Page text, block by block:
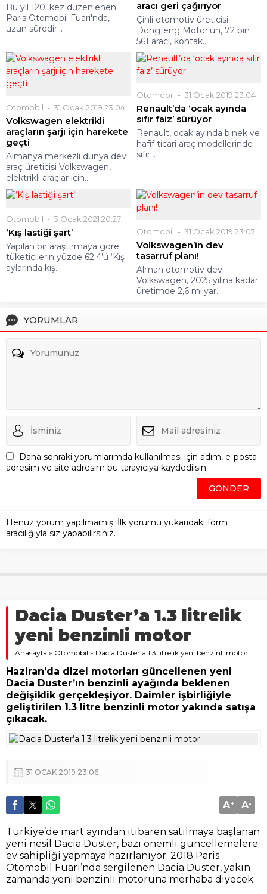
Bu yıl 120. kez düzenlenen
Paris Otomobil Fuarı'nda,
uzun süredir...
aracı geri çağırıyor
Çinli otomotiv üreticisi
Dongfeng Motor'un, 72 bin
561 aracı, kontak...
Otomobil 31 Ocak 2019 23:04
Volkswagen elektrikli
araçların şarjı için harekete
geçti
Almanya merkezli dünya dev
araç üreticisi Volkswagen,
elektrikli araçlar için...
Otomobil 31 Ocak 2019 23:04
Renault’da ‘ocak ayında
sıfır faiz’ sürüyor
Renault, ocak ayında binek ve
hafif ticari araç modellerinde
sıfır...
Otomobil 3 Ocak 2021 20:27
‘Kış lastiği şart’
Yapılan bir araştırmaya göre
tüketicilerin yüzde 62.4’ü ‘Kış
aylarında kış...
Otomobil 31 Ocak 2019 23:07
Volkswagen’in dev
tasarruf planı!
Alman otomotiv devi
Volkswagen, 2025 yılına kadar
üretimde 2,6 milyar...
YORUMLAR
Daha sonraki yorumlarımda kullanılması için adım, e-posta
adresim ve site adresim bu tarayıcıya kaydedilsin.
Henüz yorum yapılmamış. İlk yorumu yukarıdaki form
aracılığıyla siz yapabilirsiniz.
Dacia Duster’a 1.3 litrelik
yeni benzinli motor
Anasayfa » Otomobil » Dacia Duster’a 1.3 litrelik yeni benzinli motor
Haziran’da dizel motorları güncellenen yeni
Dacia Duster’ın benzinli ayağında beklenen
değişiklik gerçekleşiyor. Daimler işbirliğiyle
geliştirilen 1.3 litre benzinli motor yakında satışa
çıkacak.
31 OCAK 2019 23:06
A+ A-
Türkiye’de mart ayından itibaren satılmaya başlanan
yeni nesil Dacia Duster, bazı önemli güncellemelere
ev sahipliği yapmaya hazırlanıyor. 2018 Paris
Otomobil Fuarı’nda sergilenen Dacia Duster, yakın
zamanda yeni benzinli motoruna merhaba diyecek.